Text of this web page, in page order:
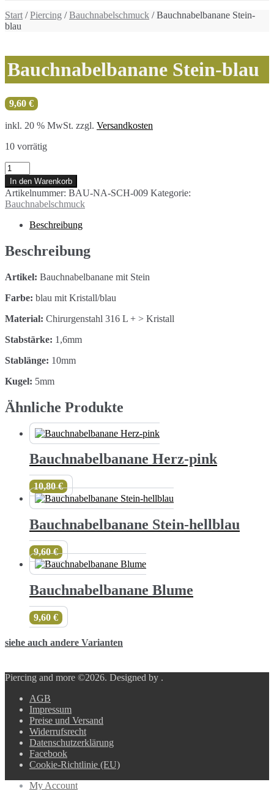
Start /Piercing /Bauchnabelschmuck / Bauchnabelbanane Stein-
blau
Bauchnabelbanane Stein-blau
9,60 €
inkl. 20 % MwSt. zzgl. Versandkosten
10 vorrätig
Bauchnabelbanane
Stein-
blau
Menge
In den Warenkorb
Artikelnummer: BAU-NA-SCH-009 Kategorie:
Bauchnabelschmuck
Beschreibung
Beschreibung
Artikel: Bauchnabelbanane mit Stein
Farbe: blau mit Kristall/blau
Material: Chirurgenstahl 316 L + > Kristall
Stabstärke: 1,6mm
Stablänge: 10mm
Kugel: 5mm
Ähnliche Produkte
Bauchnabelbanane Herz-pink
10,80€
Bauchnabelbanane Stein-hellblau
9,60€
Bauchnabelbanane Blume
9,60 €
siehe auch andere Varianten
Piercing and more ©2026. Designed by .
AGB
Impressum
Preise und Versand
Widerrufsrecht
Datenschutzerklärung
Facebook
Cookie-Richtlinie (EU)
My Account